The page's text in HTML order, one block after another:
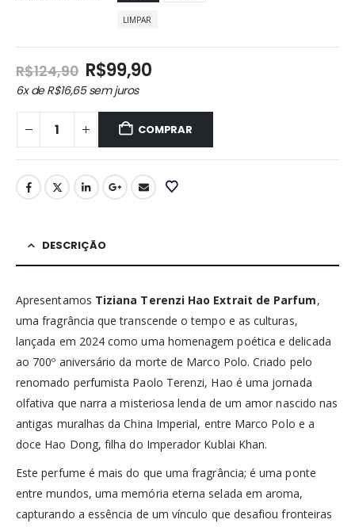
LIMPAR
R$124,90 O
preço
original
era:
R$124,90.
R$99,90O
é:
R$99,90.
6x deR$16,65sem juros
COMPRAR
DESCRIÇÃO
Apresentamos Tiziana Terenzi Hao Extrait de Parfum,
uma fragrância que transcende o tempo e as culturas,
lançada em 2024 como uma homenagem poética e delicada
ao 700º aniversário da morte de Marco Polo. Criado pelo
renomado perfumista Paolo Terenzi, Hao é uma jornada
olfativa que narra a misteriosa lenda de um amor nascido nas
antigas muralhas da China Imperial, entre Marco Polo e a
doce Hao Dong, filha do Imperador Kublai Khan.
Este perfume é mais do que uma fragrância; é uma ponte
entre mundos, uma memória eterna selada em aroma,
capturando a essência de um vínculo que desafiou fronteiras